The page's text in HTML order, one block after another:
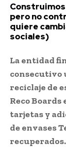
pero no
quiere
sociales)
La entidad
consecutivo
reciclaje de
Reco
tarjetas y
de envases
recuperados.